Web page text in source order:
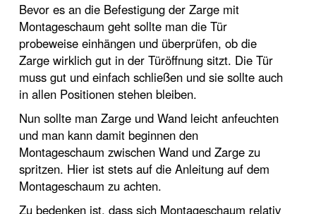
Bevor es an die Befestigung der Zarge mit
Montageschaum geht sollte man die Tür
probeweise einhängen und überprüfen, ob die
Zarge wirklich gut in der Türöffnung sitzt. Die Tür
muss gut und einfach schließen und sie sollte auch
in allen Positionen stehen bleiben.
Nun sollte man Zarge und Wand leicht anfeuchten
und man kann damit beginnen den
Montageschaum zwischen Wand und Zarge zu
spritzen. Hier ist stets auf die Anleitung auf dem
Montageschaum zu achten.
Zu bedenken ist, dass sich Montageschaum relativ